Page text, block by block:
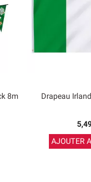
8m Drapeau
AJOUTER